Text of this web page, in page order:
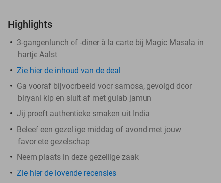
Highlights
3-gangenlunch of -diner à la carte bij Magic Masala in
hartje Aalst
Zie hier de inhoud van de deal
Ga vooraf bijvoorbeeld voor samosa, gevolgd door
biryani kip en sluit af met gulab jamun
Jij proeft authentieke smaken uit India
Beleef een gezellige middag of avond met jouw
favoriete gezelschap
Neem plaats in deze gezellige zaak
Zie hier de lovende recensies